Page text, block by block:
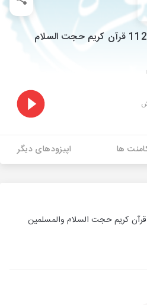
۰۰۲ - تفسیر سوره البقره آیه 112 قرآن کریم حجت السلام
ها اپیزودهای دیگر
۰۰۲ - تفسیر سوره البقره آیه 112 قرآن کریم حجت السلام والمسلمین